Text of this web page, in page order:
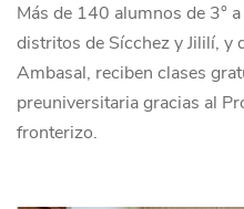
Más de 140 alumnos de 3°
distritos de Sícchez y Jililí, y
Ambasal, reciben clases
preuniversitaria gracias al
fronterizo.